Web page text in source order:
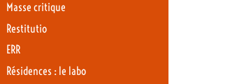
Masse critique
Restitutio
ERR
Résidences : le labo